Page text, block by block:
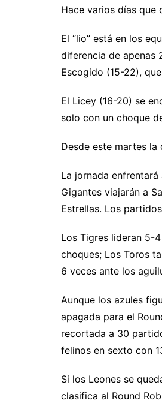
Hace varios días que
El “lio” está en los
diferencia de apenas
Escogido (15-22),
El Licey (16-20) se
solo con un choque
Desde este martes
La jornada
Gigantes viajarán a
Estrellas. Los
Los Tigres lideran 5-
choques; Los Toros
6 veces ante los
Aunque los azules
apagada para el
recortada a 30
felinos en sexto con
Si los Leones se
clasifica al Round